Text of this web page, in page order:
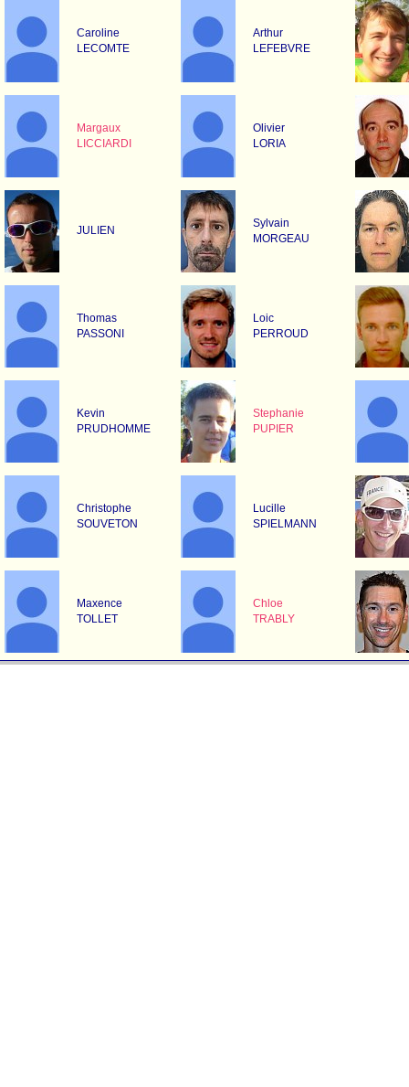
Caroline
LECOMTE
Arthur
LEFEBVRE
Margaux
LICCIARDI
Olivier
LORIA
JULIEN
Sylvain
MORGEAU
Thomas
PASSONI
Loic
PERROUD
Kevin
PRUDHOMME
Stephanie
PUPIER
Christophe
SOUVETON
Lucille
SPIELMANN
Maxence
TOLLET
Chloe
TRABLY